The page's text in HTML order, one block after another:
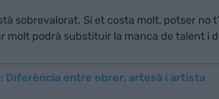
sobrevalorat. Si et costa molt, potser no
molt podrà substituir la manca de talent i
Diferència entre obrer, artesà i artista